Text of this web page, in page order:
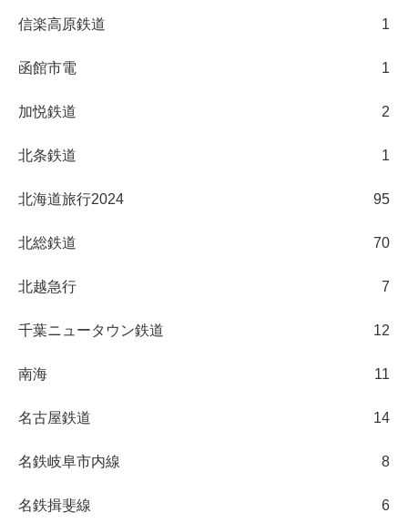
信楽高原鉄道 1
函館市電 1
加悦鉄道 2
北条鉄道 1
北海道旅行2024 95
北総鉄道 70
北越急行 7
千葉ニュータウン鉄道 12
南海 11
名古屋鉄道 14
名鉄岐阜市内線 8
名鉄揖斐線 6